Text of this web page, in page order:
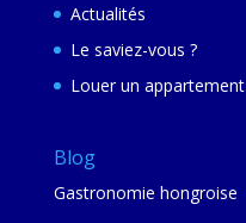
Actualités
Le saviez-vous ?
Louer un appartement
Blog
Gastronomie hongroise